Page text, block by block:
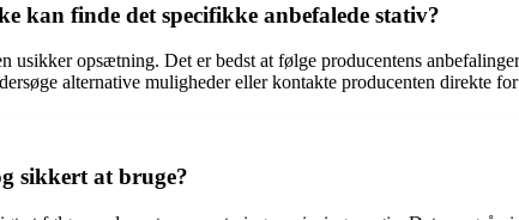
kan finde det specifikke anbefalede stativ?
opsætning. Det er bedst at følge producentens
alternative muligheder eller kontakte producenten direkte
sikkert at bruge?